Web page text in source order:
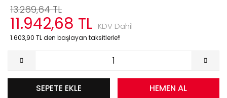
13.269,64 TL
11.942,68 TL KDV Dahil
1.603,90 TL den başlayan taksitlerle!!
SEPETE EKLE HEMEN AL